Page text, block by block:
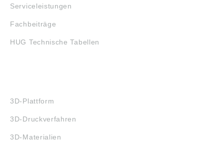
Serviceleistungen
Fachbeiträge
HUG Technische Tabellen
3D-Plattform
3D-Druckverfahren
3D-Materialien